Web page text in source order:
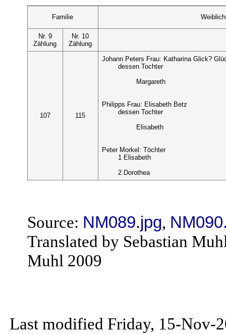
Familie
Nr. 9
Zählung
Nr. 10
Zählung
107 115
Johann Peters Frau: Katharina Glick?
dessen Tochter
Margareth
Philipps Frau: Elisabeth Betz
dessen Tochter
Elisabeth
Peter Morkel: Töchter
1 Elisabeth
2 Dorothea
Source: NM089.jpg,
Translated by Sebastian
Muhl 2009
Last modified Friday, 15-Nov-